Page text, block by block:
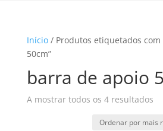
Início/ Produtos etiquetados com
50cm”
barra de apoio
A mostrar todos os 4 resultados